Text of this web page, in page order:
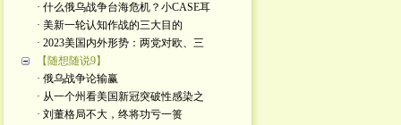
· 什么俄乌战争台海危机？小CASE耳
· 美新一轮认知作战的三大目的
· 2023美国内外形势：两党对欧、三
【随想随说9】
· 俄乌战争论输赢
· 从一个州看美国新冠突破性感染之
· 刘董格局不大，终将功亏一篑